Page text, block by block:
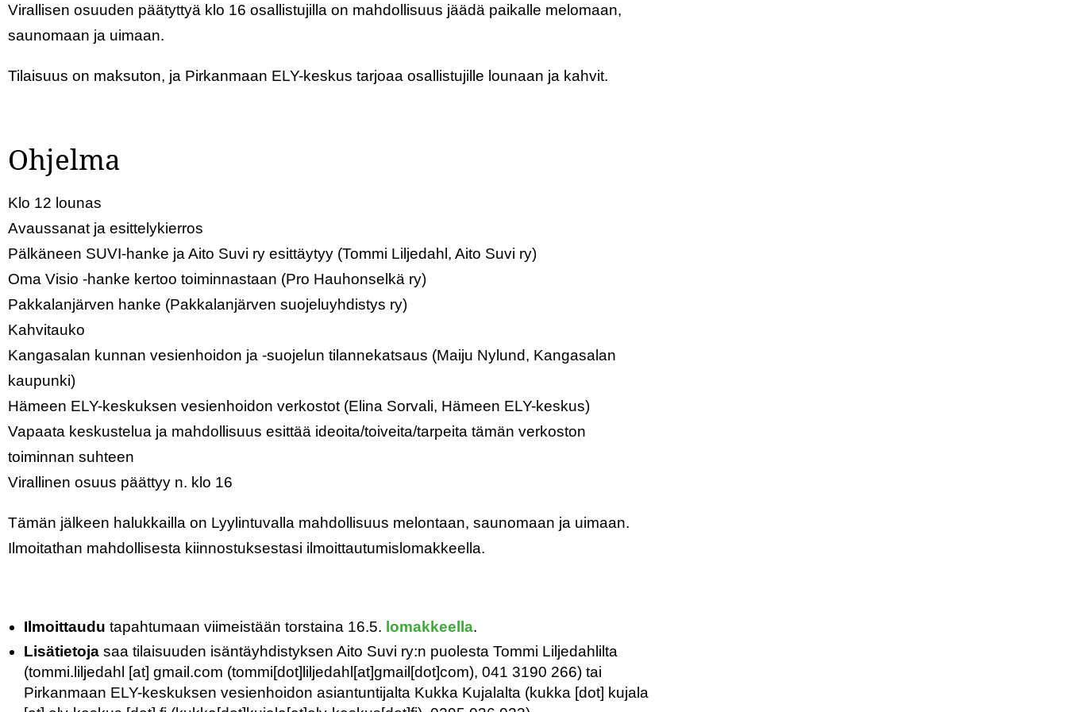
Virallisen osuuden päätyttyä klo 16 osallistujilla on mahdollisuus jäädä paikalle melomaan,
saunomaan ja uimaan.
Tilaisuus on maksuton, ja Pirkanmaan ELY-keskus tarjoaa osallistujille lounaan ja kahvit.
Ohjelma
Klo 12 lounas
Avaussanat ja esittelykierros
Pälkäneen SUVI-hanke ja Aito Suvi ry esittäytyy (Tommi Liljedahl, Aito Suvi ry)
Oma Visio -hanke kertoo toiminnastaan (Pro Hauhonselkä ry)
Pakkalanjärven hanke (Pakkalanjärven suojeluyhdistys ry)
Kahvitauko
Kangasalan kunnan vesienhoidon ja -suojelun tilannekatsaus (Maiju Nylund, Kangasalan
kaupunki)
Hämeen ELY-keskuksen vesienhoidon verkostot (Elina Sorvali, Hämeen ELY-keskus)
Vapaata keskustelua ja mahdollisuus esittää ideoita/toiveita/tarpeita tämän verkoston
toiminnan suhteen
Virallinen osuus päättyy n. klo 16
Tämän jälkeen halukkailla on Lyylintuvalla mahdollisuus melontaan, saunomaan ja uimaan.
Ilmoitathan mahdollisesta kiinnostuksestasi ilmoittautumislomakkeella.
Ilmoittaudu tapahtumaan viimeistään torstaina 16.5. lomakkeella.
Lisätietoja saa tilaisuuden isäntäyhdistyksen Aito Suvi ry:n puolesta Tommi Liljedahlilta
(tommi. liljedahl [at] gmail .com (tommi[dot]liljedahl[at]gmail[dot]com), 041 3190 266) tai
Pirkanmaan ELY-keskuksen vesienhoidon asiantuntijalta Kukka Kujalalta (kukka [dot] kujala